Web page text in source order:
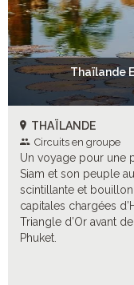
Thaïlande
THAÏLANDE
Circuits en groupe
Un voyage pour une
Siam et son peuple
scintillante et
capitales chargées
Triangle d’Or avant
Phuket.